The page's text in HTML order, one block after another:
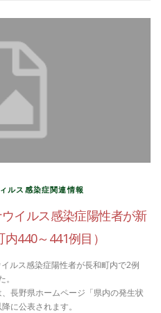
ルス感染症関連情報
イルス感染症陽性者が新
440～441例目）
ルス感染症陽性者が長和町内で2例
長野県ホームページ「県内の発生状
に公表されます。